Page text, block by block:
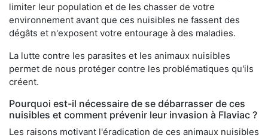
limiter leur population et de les chasser de votre
environnement avant que ces nuisibles ne fassent des
dégâts et n'exposent votre entourage à des maladies.
La lutte contre les parasites et les animaux nuisibles
permet de nous protéger contre les problématiques qu'ils
créent.
Pourquoi est-il nécessaire de se débarrasser de ces
nuisibles et comment prévenir leur invasion à Flaviac ?
Les raisons motivant l'éradication de ces animaux nuisibles